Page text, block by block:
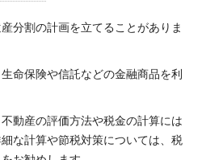
分割の計画を立てることがありま
命保険や信託などの金融商品を利
動産の評価方法や税金の計算には
な計算や節税対策については、税